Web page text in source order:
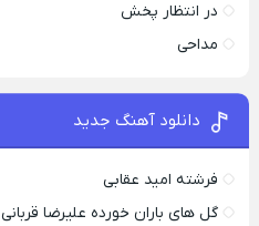
در انتظار پخش
مداحی
دانلود آهنگ جدید
فرشته امید عقابی
گل های باران خورده علیرضا قربانی